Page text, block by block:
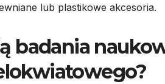
lub plastikowe akcesoria.
badania